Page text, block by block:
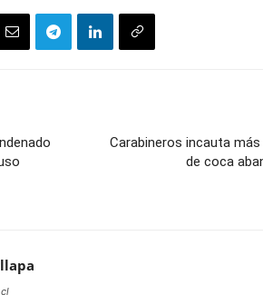
Carabineros incauta
de coca